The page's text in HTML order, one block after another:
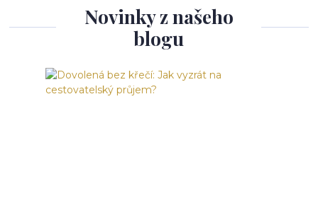
Novinky z našeho
blogu